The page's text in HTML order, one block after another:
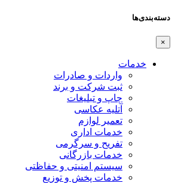
دسته‌بندی‌ها
×
خدمات
واردات و صادرات
ثبت شرکت و برند
چاپ و تبلیغات
آتلیه عکاسی
تعمیر لوازم
خدمات اداری
تفریح و سرگرمی
خدمات بازرگانی
سیستم امنیتی و حفاظتی
خدمات پخش و توزیع